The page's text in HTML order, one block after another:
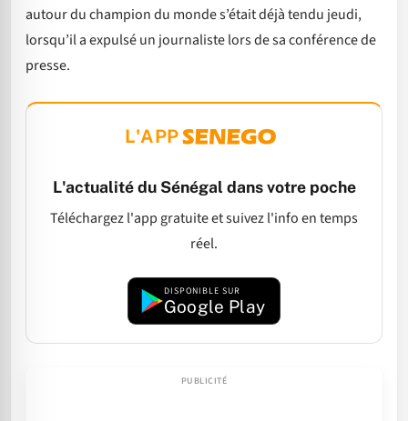
autour du champion du monde s’était déjà tendu jeudi,
lorsqu’il a expulsé un journaliste lors de sa conférence de
presse.
L'APP
L'actualité du Sénégal dans votre poche
Téléchargez l'app gratuite et suivez l'info en temps
réel.
DISPONIBLE SUR
Google Play